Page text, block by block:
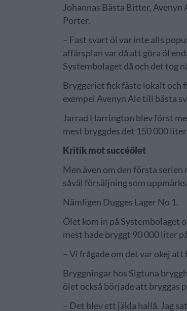
Johannas Bästa Bitter,
Porter.
– Fast svart öl var inte alls
affärsplan var då att göra öl
Systembolaget då och det tog
Bryggeriet fick fäste lokalt och
exempel Avenyn Ale till bästa
Jarrad Harrington blev först
mest bryggdes det 150 000
Kritik mot succéölet
Men även om den första
såväl försäljning som
Nämligen Dugges Lager No 1.
Ölet kom in på Systembolaget
mest hade bryggt 90 000 liter
– Vi frågade om det var okej att
Bryggningar hos Sigtuna
ölet också började att bryggas
– Det blev ett jäkla hallå. Jag